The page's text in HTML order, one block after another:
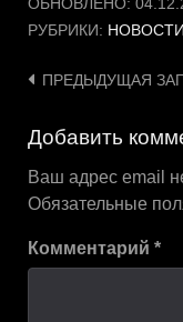
ОБНОВЛЕНО:
РУБРИКИ:
Навигация
записям
ПРЕДЫДУЩАЯ
Добавить
Ваш адрес email
Обязательные
Комментарий *